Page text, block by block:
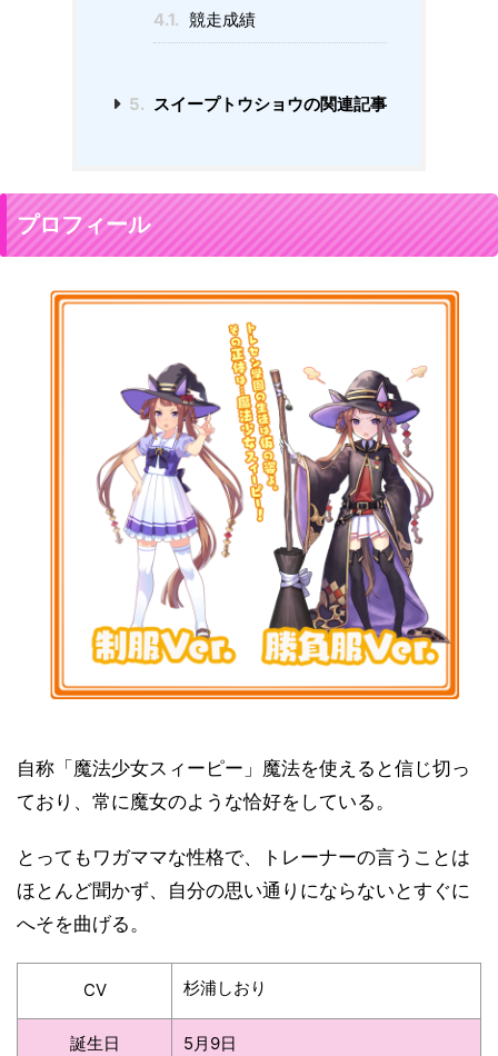
4.1. 競走成績
5. スイープトウショウの関連記事
プロフィール
自称「魔法少女スィーピー」魔法を使えると信じ切っ
ており、常に魔女のような恰好をしている。
とってもワガママな性格で、トレーナーの言うことは
ほとんど聞かず、自分の思い通りにならないとすぐに
へそを曲げる。
CV 杉浦しおり
誕生日 5月9日